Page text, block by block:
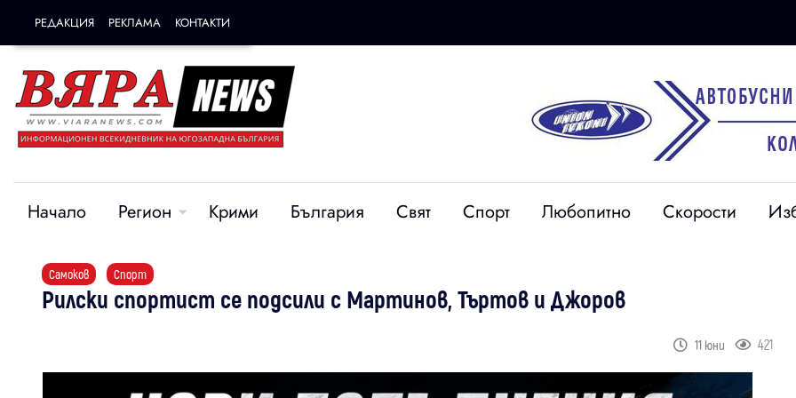
РЕДАКЦИЯ РЕКЛАМА КОНТАКТИ
Начало Регион Крими България Свят Спорт Любопитно Скорости
Самоков Спорт
Рилски спортист се подсили с Мартинов, Търтов и Джоров
11 юни 421